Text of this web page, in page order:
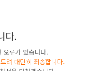
다.
오류가 있습니다.
려 대단히 죄송합니다.